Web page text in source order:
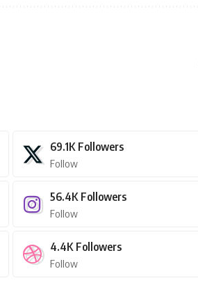
69.1K Followers
Follow
56.4K Followers
Follow
4.4K Followers
Follow